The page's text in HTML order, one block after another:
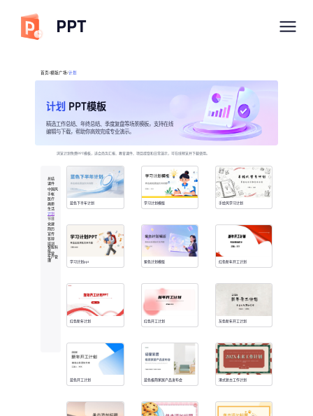
PPT
首页/模版广场/计划
计划 PPT模板
精选工作总结、年终总结、季度复盘等场景模板，支持在线
编辑与下载，帮助你高效完成专业演示。
浏览计划免费PPT模板，适合商务汇报、教育课件、项目提案和日常演示，可在线预览并下载使用。
总结
课件
中国风
手帐
医疗
画册
生活
计划
节日
党建
简历
宣传
答辩
培训
智能科
技
运营
生产管
理
蓝色下半年计划 学习计划模版 手绘风学习计划
学习计划ppt 紫色计划模版 红色新年开工计划
红色新年计划 红色开工计划 灰色新年开工计划
蓝色开工计划 蓝色极简家居产品发布会 港式复古工作计划